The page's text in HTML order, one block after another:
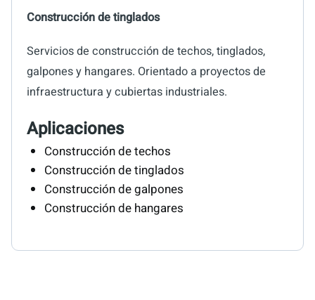
Construcción de tinglados
Servicios de construcción de techos, tinglados,
galpones y hangares. Orientado a proyectos de
infraestructura y cubiertas industriales.
Aplicaciones
Construcción de techos
Construcción de tinglados
Construcción de galpones
Construcción de hangares